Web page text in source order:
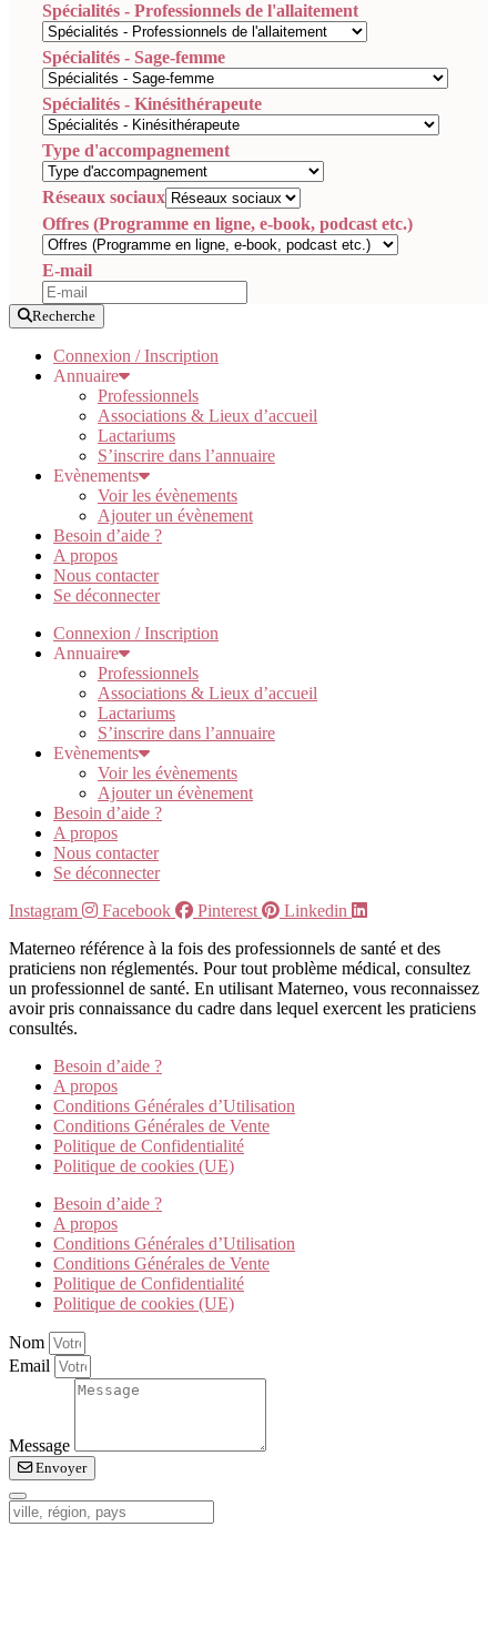
Spécialités - Professionnels de l'allaitement
Spécialités - Sage-femme
Spécialités - Kinésithérapeute
Type d'accompagnement
Réseaux sociaux
Offres (Programme en ligne, e-book, podcast etc.)
E-mail
Recherche
Connexion / Inscription
Annuaire
Professionnels
Associations & Lieux d’accueil
Lactariums
S’inscrire dans l’annuaire
Evènements
Voir les évènements
Ajouter un évènement
Besoin d’aide ?
A propos
Nous contacter
Se déconnecter
Connexion / Inscription
Annuaire
Professionnels
Associations & Lieux d’accueil
Lactariums
S’inscrire dans l’annuaire
Evènements
Voir les évènements
Ajouter un évènement
Besoin d’aide ?
A propos
Nous contacter
Se déconnecter
Instagram
Facebook Pinterest
Linkedin
Materneo référence à la fois des professionnels de santé et des
praticiens non réglementés. Pour tout problème médical, consultez
un professionnel de santé. En utilisant Materneo, vous reconnaissez
avoir pris connaissance du cadre dans lequel exercent les praticiens
consultés.
Besoin d’aide ?
A propos
Conditions Générales d’Utilisation
Conditions Générales de Vente
Politique de Confidentialité
Politique de cookies (UE)
Besoin d’aide ?
A propos
Conditions Générales d’Utilisation
Conditions Générales de Vente
Politique de Confidentialité
Politique de cookies (UE)
Nom
Email
Message
Envoyer